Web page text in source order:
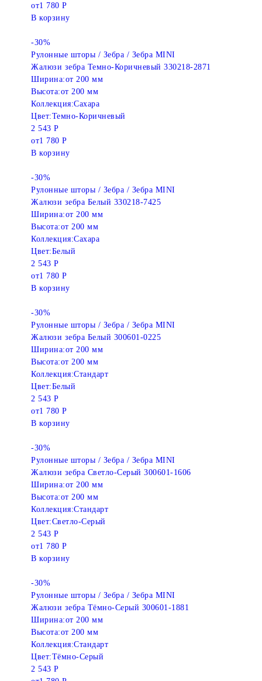
от1 780 Р
В корзину
-30%
Рулонные шторы / Зебра / Зебра MINI
Жалюзи зебра Темно-Коричневый 330218-2871
Ширина:от 200 мм
Высота:от 200 мм
Коллекция:Сахара
Цвет:Темно-Коричневый
2 543 Р
от1 780 Р
В корзину
-30%
Рулонные шторы / Зебра / Зебра MINI
Жалюзи зебра Белый 330218-7425
Ширина:от 200 мм
Высота:от 200 мм
Коллекция:Сахара
Цвет:Белый
2 543 Р
от1 780 Р
В корзину
-30%
Рулонные шторы / Зебра / Зебра MINI
Жалюзи зебра Белый 300601-0225
Ширина:от 200 мм
Высота:от 200 мм
Коллекция:Стандарт
Цвет:Белый
2 543 Р
от1 780 Р
В корзину
-30%
Рулонные шторы / Зебра / Зебра MINI
Жалюзи зебра Светло-Серый 300601-1606
Ширина:от 200 мм
Высота:от 200 мм
Коллекция:Стандарт
Цвет:Светло-Серый
2 543 Р
от1 780 Р
В корзину
-30%
Рулонные шторы / Зебра / Зебра MINI
Жалюзи зебра Тёмно-Серый 300601-1881
Ширина:от 200 мм
Высота:от 200 мм
Коллекция:Стандарт
Цвет:Тёмно-Серый
2 543 Р